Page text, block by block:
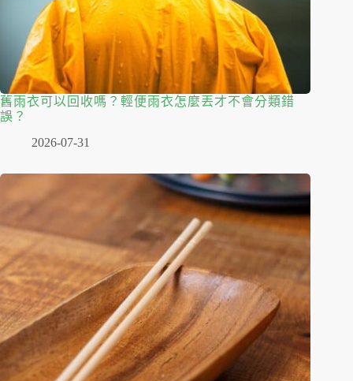
舊雨衣可以回收嗎？輕便雨衣怎麼丟才不會分類錯
誤？
2026-07-31